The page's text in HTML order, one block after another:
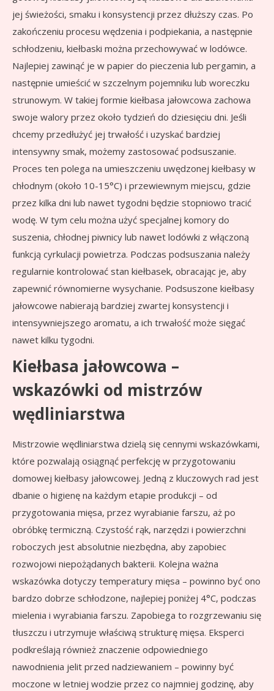
jej świeżości, smaku i konsystencji przez dłuższy czas. Po
zakończeniu procesu wędzenia i podpiekania, a następnie
schłodzeniu, kiełbaski można przechowywać w lodówce.
Najlepiej zawinąć je w papier do pieczenia lub pergamin, a
następnie umieścić w szczelnym pojemniku lub woreczku
strunowym. W takiej formie kiełbasa jałowcowa zachowa
swoje walory przez około tydzień do dziesięciu dni. Jeśli
chcemy przedłużyć jej trwałość i uzyskać bardziej
intensywny smak, możemy zastosować podsuszanie.
Proces ten polega na umieszczeniu uwędzonej kiełbasy w
chłodnym (około 10-15°C) i przewiewnym miejscu, gdzie
przez kilka dni lub nawet tygodni będzie stopniowo tracić
wodę. W tym celu można użyć specjalnej komory do
suszenia, chłodnej piwnicy lub nawet lodówki z włączoną
funkcją cyrkulacji powietrza. Podczas podsuszania należy
regularnie kontrolować stan kiełbasek, obracając je, aby
zapewnić równomierne wysychanie. Podsuszone kiełbasy
jałowcowe nabierają bardziej zwartej konsystencji i
intensywniejszego aromatu, a ich trwałość może sięgać
nawet kilku tygodni.
Kiełbasa jałowcowa –
wskazówki od mistrzów
wędliniarstwa
Mistrzowie wędliniarstwa dzielą się cennymi wskazówkami,
które pozwalają osiągnąć perfekcję w przygotowaniu
domowej kiełbasy jałowcowej. Jedną z kluczowych rad jest
dbanie o higienę na każdym etapie produkcji – od
przygotowania mięsa, przez wyrabianie farszu, aż po
obróbkę termiczną. Czystość rąk, narzędzi i powierzchni
roboczych jest absolutnie niezbędna, aby zapobiec
rozwojowi niepożądanych bakterii. Kolejna ważna
wskazówka dotyczy temperatury mięsa – powinno być ono
bardzo dobrze schłodzone, najlepiej poniżej 4°C, podczas
mielenia i wyrabiania farszu. Zapobiega to rozgrzewaniu się
tłuszczu i utrzymuje właściwą strukturę mięsa. Eksperci
podkreślają również znaczenie odpowiedniego
nawodnienia jelit przed nadziewaniem – powinny być
moczone w letniej wodzie przez co najmniej godzinę, aby